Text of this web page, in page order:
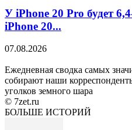
У iPhone 20 Pro будет
iPhone 20...
07.08.2026
Ежедневная сводка самых
собирают наши
уголков земного шара
© 7zet.ru
БОЛЬШЕ ИСТОРИЙ